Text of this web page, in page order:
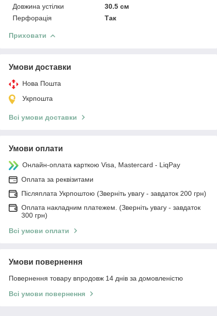
Довжина устілки
30.5 см
Перфорація
Так
Приховати
Умови доставки
Нова Пошта
Укрпошта
Всі умови доставки
Умови оплати
Онлайн-оплата карткою Visa, Mastercard - LiqPay
Оплата за реквізитами
Післяплата Укрпоштою (Зверніть увагу - завдаток 200 грн)
Оплата накладним платежем. (Зверніть увагу - завдаток
300 грн)
Всі умови оплати
Умови повернення
Повернення товару впродовж 14 днів за домовленістю
Всі умови повернення